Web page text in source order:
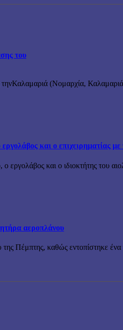
του
τηνΚαλαμαριά (Νομαρχία,
και ο επιχειρηματίας με
εργολάβος και ο ιδιοκτήτης του
αεροπλάνου
Πέμπτης, καθώς εντοπίστηκε